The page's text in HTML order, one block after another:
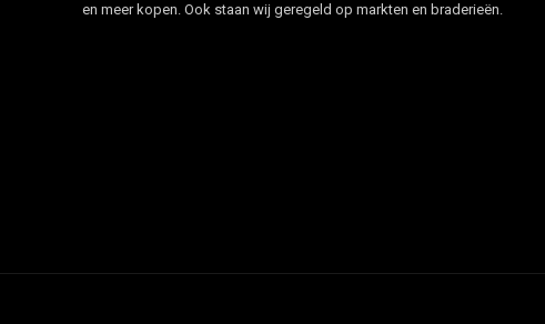
en meer kopen. Ook staan wij geregeld op markten en braderieën.